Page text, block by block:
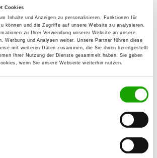
Cookies
Inhalte und Anzeigen zu personalisieren, Funktionen für
können und die Zugriffe auf unsere Website zu analysieren.
zu Ihrer Verwendung unserer Website an unsere
Werbung und Analysen weiter. Unsere Partner führen diese
mit weiteren Daten zusammen, die Sie ihnen bereitgestellt
Ihrer Nutzung der Dienste gesammelt haben. Sie geben
wenn Sie unsere Webseite weiterhin nutzen.
Lautzkirchen
Saar
Details
Saar-Haus